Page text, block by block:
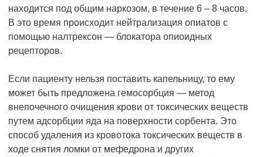
находится под общим наркозом, в течение 6 – 8 часов.
В это время происходит нейтрализация опиатов с
помощью налтрексон — блокатора опиоидных
рецепторов.
Если пациенту нельзя поставить капельницу, то ему
может быть предложена гемосорбция — метод
внепочечного очищения крови от токсических веществ
путем адсорбции яда на поверхности сорбента. Это
способ удаления из кровотока токсических веществ в
ходе снятия ломки от мефедрона и других